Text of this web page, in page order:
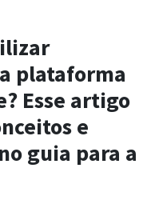
plataforma
Esse artigo
e
guia para a